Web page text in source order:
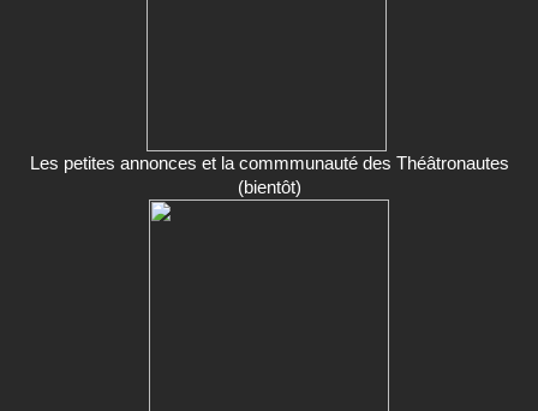
Les petites annonces et la commmunauté des Théâtronautes
(bientôt)